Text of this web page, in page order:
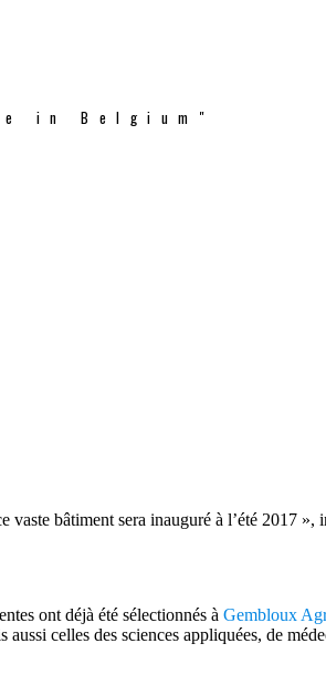
in Belgium"
bâtiment sera inauguré à l’été 2017
ont déjà été sélectionnés à Gembloux
celles des sciences appliquées, de